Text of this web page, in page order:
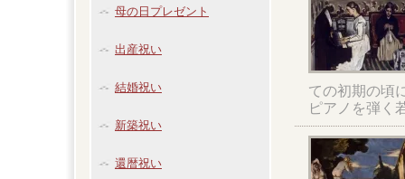
母の日プレゼント
出産祝い
結婚祝い
新築祝い
還暦祝い
ての初期の頃
ピアノを弾く